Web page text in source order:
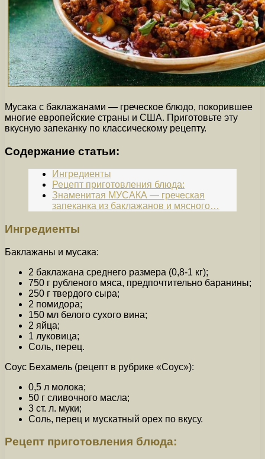
Мусака с баклажанами — греческое блюдо, покорившее
многие европейские страны и США. Приготовьте эту
вкусную запеканку по классическому рецепту.
Содержание статьи:
Ингредиенты
Рецепт приготовления блюда:
Знаменитая МУСАКА — греческая
запеканка из баклажанов и мясного…
Ингредиенты
Баклажаны и мусака:
2 баклажана среднего размера (0,8-1 кг);
750 г рубленого мяса, предпочтительно баранины;
250 г твердого сыра;
2 помидора;
150 мл белого сухого вина;
2 яйца;
1 луковица;
Соль, перец.
Соус Бехамель (рецепт в рубрике «Соус»):
0,5 л молока;
50 г сливочного масла;
3 ст. л. муки;
Соль, перец и мускатный орех по вкусу.
Рецепт приготовления блюда: